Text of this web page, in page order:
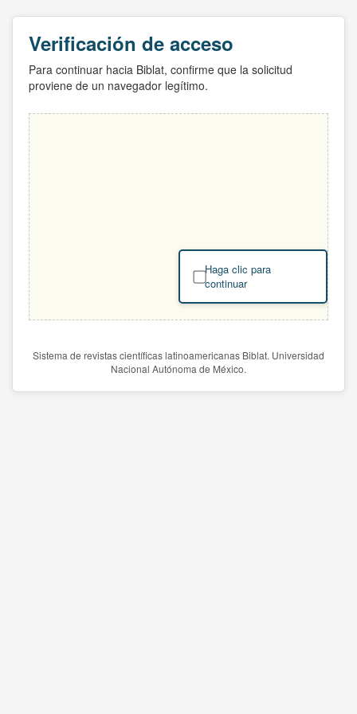
Verificación de acceso
Para continuar hacia Biblat, confirme que la solicitud
proviene de un navegador legítimo.
Haga clic para
continuar
Sistema de revistas científicas latinoamericanas Biblat. Universidad
Nacional Autónoma de México.